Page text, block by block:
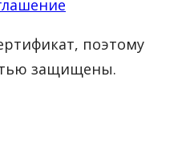
поэтому
защищены.